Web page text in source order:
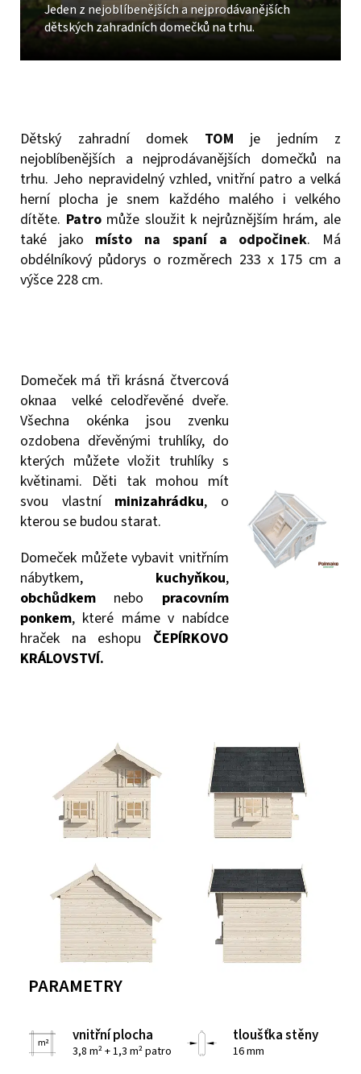
Jeden z nejoblíbenějších a nejprodávanějších
dětských zahradních domečků na trhu.
Dětský zahradní domek TOM je jedním z
nejoblíbenějších a nejprodávanějších domečků na
trhu. Jeho nepravidelný vzhled, vnitřní patro a velká
herní plocha je snem každého malého i velkého
dítěte. Patromůže sloužit k nejrůznějším hrám, ale
také jako místo na spaní a odpočinek. Má
obdélníkový půdorys o rozměrech 233 x 175 cm a
výšce 228 cm.
Domeček má tři krásná čtvercová
oknaa velké celodřevěné dveře.
Všechna okénka jsou zvenku
ozdobena dřevěnými truhlíky, do
kterých můžete vložit truhlíky s
květinami. Děti tak mohou mít
svou vlastní minizahrádku, o
kterou se budou starat.
Domeček můžete vybavit vnitřním
nábytkem, kuchyňkou,
obchůdkem
nebo pracovním
ponkem, které máme v nabídce
hraček na eshopu ČEPÍRKOVO
KRÁLOVSTVÍ.
PARAMETRY
vnitřní plocha
3,8 m² + 1,3 m² patro
tloušťka stěny
16 mm